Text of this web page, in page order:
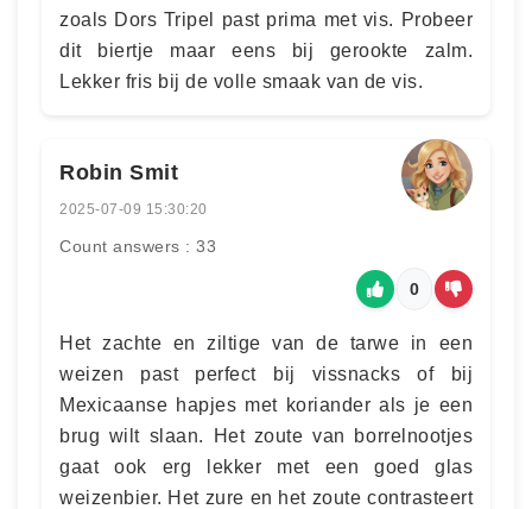
zoals Dors Tripel past prima met vis. Probeer
dit biertje maar eens bij gerookte zalm.
Lekker fris bij de volle smaak van de vis.
Robin Smit
2025-07-09 15:30:20
Count answers : 33
0
Het zachte en ziltige van de tarwe in een
weizen past perfect bij vissnacks of bij
Mexicaanse hapjes met koriander als je een
brug wilt slaan. Het zoute van borrelnootjes
gaat ook erg lekker met een goed glas
weizenbier. Het zure en het zoute contrasteert